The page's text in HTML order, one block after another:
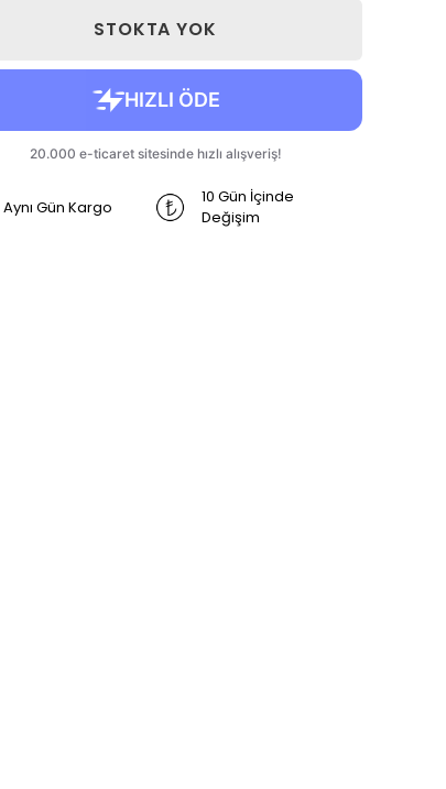
STOKTA YOK
Aynı Gün Kargo
10 Gün İçinde
Değişim